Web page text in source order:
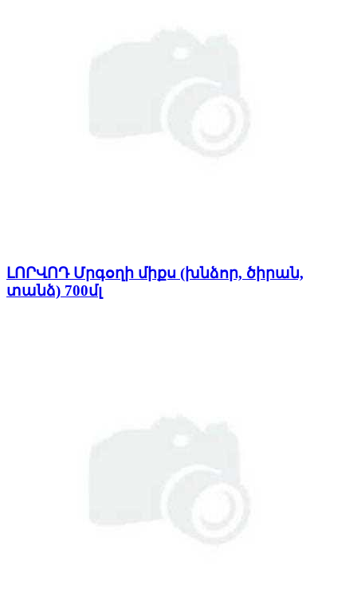
ԼՈՐՎՈԴ Մրգօղի միքս (խնձոր, ծիրան,
տանձ) 700մլ